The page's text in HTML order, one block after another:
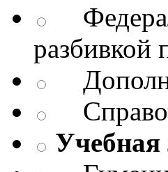
разбивкой
Учебная